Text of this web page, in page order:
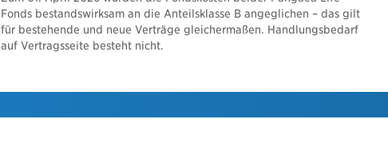
Fonds bestandswirksam an die Anteilsklasse B angeglichen – das gilt
für bestehende und neue Verträge gleichermaßen. Handlungsbedarf
auf Vertragsseite besteht nicht.